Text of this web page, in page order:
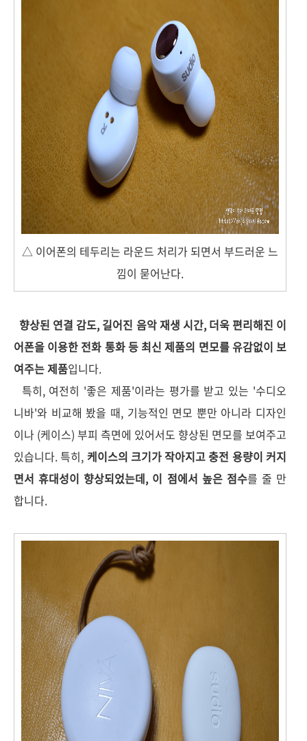
△ 이어폰의 테두리는 라운드 처리가 되면서 부드러운 느
낌이 묻어난다.
향상된 연결 감도, 길어진 음악 재생 시간, 더욱 편리해진 이
어폰을 이용한 전화 통화 등 최신 제품의 면모를 유감없이 보
여주는 제품입니다.
특히, 여전히 '좋은 제품'이라는 평가를 받고 있는 '수디오
니바'와 비교해 봤을 때, 기능적인 면모 뿐만 아니라 디자인
이나 (케이스) 부피 측면에 있어서도 향상된 면모를 보여주고
있습니다. 특히, 케이스의 크기가 작아지고 충전 용량이 커지
면서 휴대성이 향상되었는데, 이 점에서 높은 점수를 줄 만
합니다.